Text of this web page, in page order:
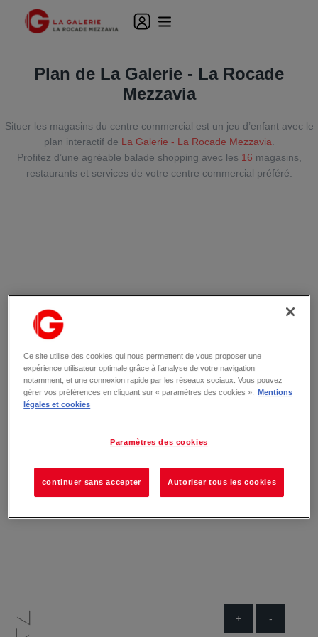
Plan de La Galerie - La Rocade
Mezzavia
Situer les magasins du centre commercial est un jeu d’enfant avec le
plan interactif de La Galerie - La Rocade Mezzavia
Profitez d’une agréable balade shopping avec les 16 magasins,
restaurants et services de votre centre commercial préféré.
+ -
Ce site utilise des cookies qui nous permettent de vous proposer une
expérience utilisateur optimale grâce à l’analyse de votre navigation
notamment, et une connexion rapide par les réseaux sociaux. Vous pouvez
gérer vos préférences en cliquant sur « paramètres des cookies ».
Mentions
légales et cookies
Paramètres des cookies
continuer sans accepter Autoriser tous les cookies